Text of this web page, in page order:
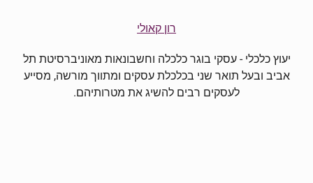
רון קאולי
יעוץ כלכלי - עסקי בוגר כלכלה וחשבונאות מאוניברסיטת תל
אביב ובעל תואר שני בכלכלת עסקים ומתווך מורשה, מסייע
לעסקים רבים להשיג את מטרותיהם.